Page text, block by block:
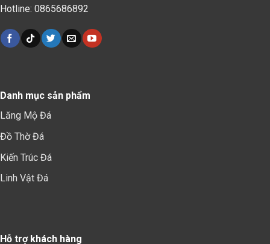
Hotline: 0865686892
Danh mục sản phẩm
Lăng Mộ Đá
Đồ Thờ Đá
Kiến Trúc Đá
Linh Vật Đá
Hỗ trợ khách hàng